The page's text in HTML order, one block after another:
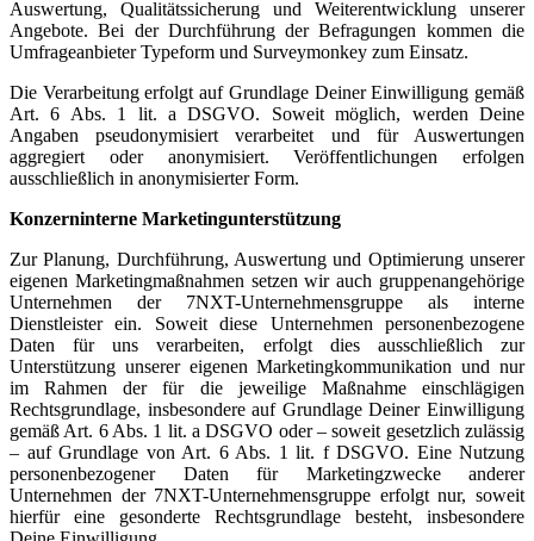
Auswertung, Qualitätssicherung und Weiterentwicklung unserer
Angebote. Bei der Durchführung der Befragungen kommen die
Umfrageanbieter Typeform und Surveymonkey zum Einsatz.
Die Verarbeitung erfolgt auf Grundlage Deiner Einwilligung gemäß
Art. 6 Abs. 1 lit. a DSGVO. Soweit möglich, werden Deine
Angaben pseudonymisiert verarbeitet und für Auswertungen
aggregiert oder anonymisiert. Veröffentlichungen erfolgen
ausschließlich in anonymisierter Form.
Konzerninterne Marketingunterstützung
Zur Planung, Durchführung, Auswertung und Optimierung unserer
eigenen Marketingmaßnahmen setzen wir auch gruppenangehörige
Unternehmen der 7NXT-Unternehmensgruppe als interne
Dienstleister ein. Soweit diese Unternehmen personenbezogene
Daten für uns verarbeiten, erfolgt dies ausschließlich zur
Unterstützung unserer eigenen Marketingkommunikation und nur
im Rahmen der für die jeweilige Maßnahme einschlägigen
Rechtsgrundlage, insbesondere auf Grundlage Deiner Einwilligung
gemäß Art. 6 Abs. 1 lit. a DSGVO oder – soweit gesetzlich zulässig
– auf Grundlage von Art. 6 Abs. 1 lit. f DSGVO. Eine Nutzung
personenbezogener Daten für Marketingzwecke anderer
Unternehmen der 7NXT-Unternehmensgruppe erfolgt nur, soweit
hierfür eine gesonderte Rechtsgrundlage besteht, insbesondere